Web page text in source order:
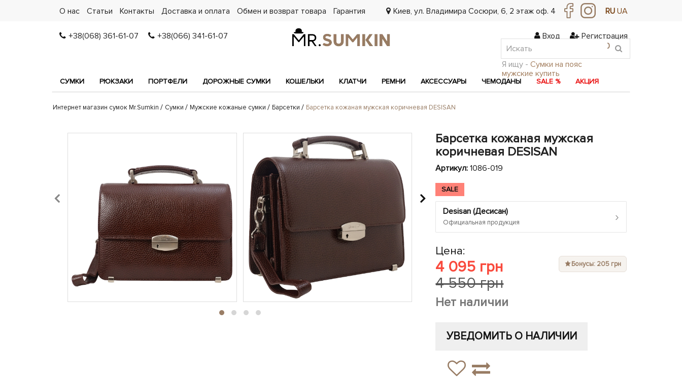
О нас Статьи Контакты Доставка и оплата Обмен и возврат товара Гарантия RU UA
Киев, ул. Владимира Сосюри, ​​6, 2 этаж оф. 4
+38(068) 361-61-07 +38(066) 341-61-07 Вход
Регистрация
0
СУМКИ РЮКЗАКИ ПОРТФЕЛИ ДОРОЖНЫЕ СУМКИ КОШЕЛЬКИ КЛАТЧИ РЕМНИ АКСЕССУАРЫ ЧЕМОДАНЫ SALE % АКЦИЯ
Я ищу - Сумки на пояс
мужские купить
Интернет магазин сумок Mr.Sumkin Сумки Мужские кожаные сумки Барсетки Барсетка кожаная мужская коричневая DESISAN
Барсетка кожаная мужская
коричневая DESISAN
Артикул: 1086-019
SALE
Desisan (Десисан)
Официальная продукция ›
Цена:
4 095 грн
4 550 грн
Бонусы: 205 грн
Нет наличии
УВЕДОМИТЬ О НАЛИЧИИ